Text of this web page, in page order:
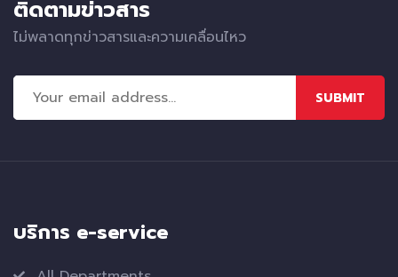
ติดตามข่าวสาร
ไม่พลาดทุกข่าวสารและความเคลื่อนไหว
SUBMIT
บริการ e-service